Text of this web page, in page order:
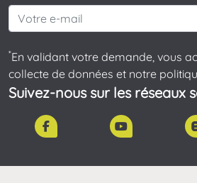
*En validant votre demande, vous
collecte de données et notre
Suivez-nous sur les réseaux